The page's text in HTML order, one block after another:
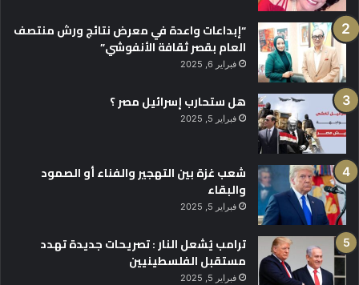
“إبداعات واعدة في معرض نتائج ورش منتصف
العام بقصر ثقافة الأنفوشي”
فبراير 6, 2025
هل ستحارب إسرائيل مصر ؟
فبراير 5, 2025
شعب غزة بين التهجير والفناء أو الصمود
والبقاء
فبراير 5, 2025
ترامب يُشعل النار : تصريحات جديدة تهدد
مستقبل الفلسطينيين
فبراير 5, 2025